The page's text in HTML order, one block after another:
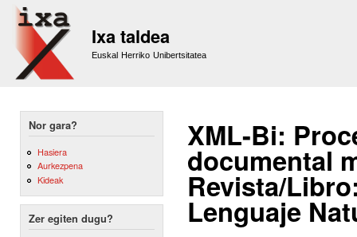
Ixa taldea
Euskal Herriko Unibertsitatea
Nor gara?
Hasiera
Aurkezpena
Kideak
Zer egiten dugu?
XML-Bi:
documental
Revista/
Lenguaje